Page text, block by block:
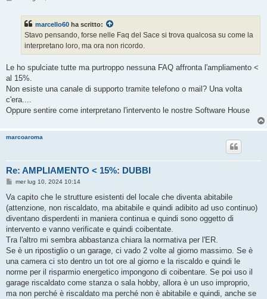
marcello60 ha scritto:
Stavo pensando, forse nelle Faq del Sace si trova qualcosa su come la
interpretano loro, ma ora non ricordo.
Le ho spulciate tutte ma purtroppo nessuna FAQ affronta l'ampliamento <
al 15%.
Non esiste una canale di supporto tramite telefono o mail? Una volta
c'era....
Oppure sentire come interpretano l'intervento le nostre Software House
marcoaroma
Re: AMPLIAMENTO < 15%: DUBBI
M
s
a
g
i
o
mer lug 10, 2024 10:14
Va capito che le strutture esistenti del locale che diventa abitabile
(attenzione, non riscaldato, ma abitabile e quindi adibito ad uso continuo)
diventano disperdenti in maniera continua e quindi sono oggetto di
intervento e vanno verificate e quindi coibentate.
Tra l'altro mi sembra abbastanza chiara la normativa per l'ER.
Se è un ripostiglio o un garage, ci vado 2 volte al giorno massimo. Se è
una camera ci sto dentro un tot ore al giorno e la riscaldo e quindi le
norme per il risparmio energetico impongono di coibentare. Se poi uso il
garage riscaldato come stanza o sala hobby, allora è un uso improprio,
ma non perché è riscaldato ma perché non è abitabile e quindi, anche se